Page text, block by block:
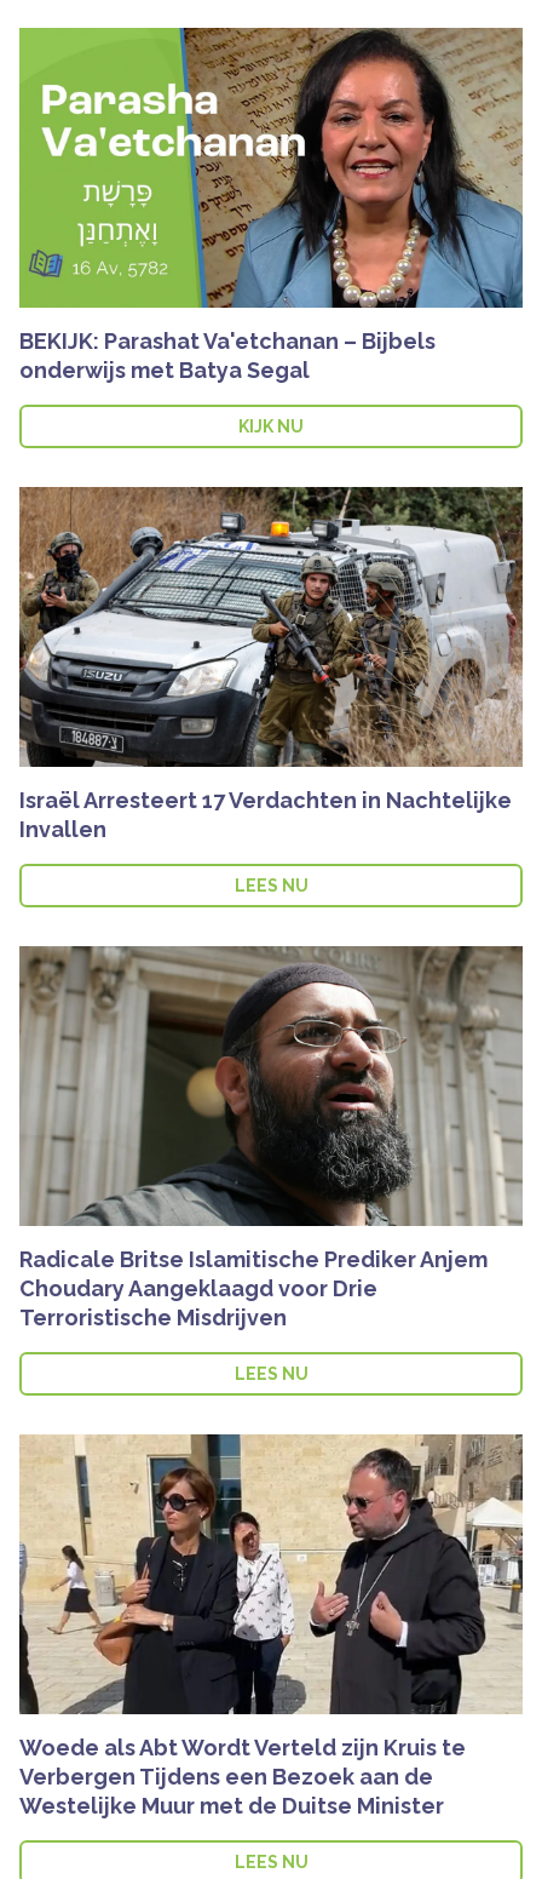
BEKIJK: Parashat Va'etchanan – Bijbels
onderwijs met Batya Segal
KIJK NU
Israël Arresteert 17 Verdachten in Nachtelijke
Invallen
LEES NU
Radicale Britse Islamitische Prediker Anjem
Choudary Aangeklaagd voor Drie
Terroristische Misdrijven
LEES NU
Woede als Abt Wordt Verteld zijn Kruis te
Verbergen Tijdens een Bezoek aan de
Westelijke Muur met de Duitse Minister
LEES NU